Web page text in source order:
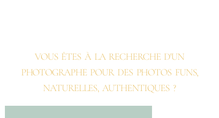
VOUS ÊTES À LA RECHERCHE D'UN
PHOTOGRAPHE POUR DES PHOTOS FUNS,
NATURELLES, AUTHENTIQUES ?